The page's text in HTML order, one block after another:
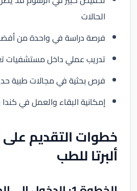
الحالات
فرصة دراسة في واحدة من
تدريب عملي داخل مستشفيات
فرص بحثية في مجالات طبية
إمكانية البقاء والعمل في كندا
خطوات التقديم
ألبرتا للطب